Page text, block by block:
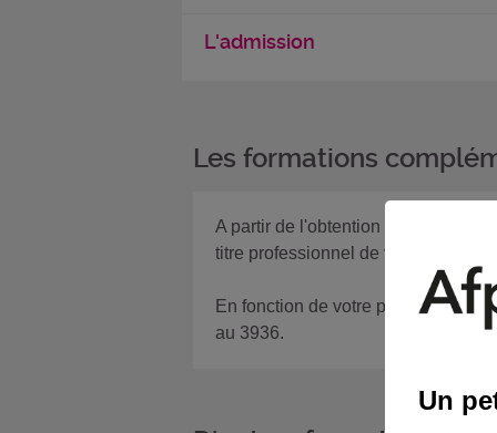
L'admission
Les formations
A partir de l'obtention d'un
titre professionnel de technicien
En fonction de votre projet, si vous
au 3936.
Un